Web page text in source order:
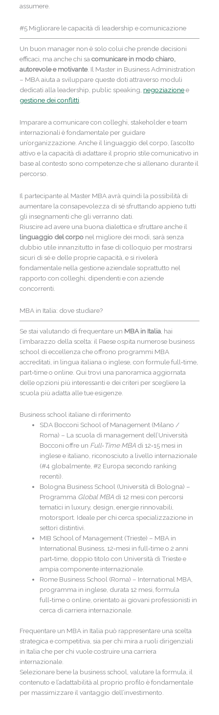
assumere.
#5 Migliorare le capacità di leadership e comunicazione
Un buon manager non è solo colui che prende decisioni
efficaci, ma anche chi sa comunicare in modo chiaro,
autorevole e motivante. Il Master in Business Administration
– MBA aiuta a sviluppare queste doti attraverso moduli
dedicati alla leadership, public speaking, negoziazionee
gestione dei conflitti
Imparare a comunicare con colleghi, stakeholder e team
internazionali è fondamentale per guidare
un’organizzazione. Anche il linguaggio del corpo, l’ascolto
attivo e la capacità di adattare il proprio stile comunicativo in
base al contesto sono competenze che si allenano durante il
percorso.
Il partecipante al Master MBA avrà quindi la possibilità di
aumentare la consapevolezza di sé sfruttando appieno tutti
gli insegnamenti che gli verranno dati.
Riuscire ad avere una buona dialettica e sfruttare anche il
linguaggio del corpo nel migliore dei modi, sarà senza
dubbio utile innanzitutto in fase di colloquio per mostrarsi
sicuri di sé e delle proprie capacità, e si rivelerà
fondamentale nella gestione aziendale soprattutto nel
rapporto con colleghi, dipendenti e con aziende
concorrenti.
MBA in Italia: dove studiare?
Se stai valutando di frequentare un MBA in Italia , hai
l’imbarazzo della scelta: il Paese ospita numerose business
school di eccellenza che offrono programmi MBA
accreditati, in lingua italiana o inglese, con formule full‑time,
part‑time o online. Qui trovi una panoramica aggiornata
delle opzioni più interessanti e dei criteri per scegliere la
scuola più adatta alle tue esigenze.
Business school italiane di riferimento
SDA Bocconi School of Management (Milano /
Roma) – La scuola di management dell’Università
Bocconi offre un Full‑Time MBA di 12‑15 mesi in
inglese e italiano, riconosciuto a livello internazionale
(#4 globalmente, #2 Europa secondo ranking
recenti).
Bologna Business School (Università di Bologna) –
Programma Global MBA di 12 mesi con percorsi
tematici in luxury, design, energie rinnovabili,
motorsport. Ideale per chi cerca specializzazione in
settori distintivi.
MIB School of Management (Trieste) – MBA in
International Business, 12‑mesi in full‑time o 2 anni
part‑time, doppio titolo con Università di Trieste e
ampia componente internazionale.
Rome Business School (Roma) – International MBA,
programma in inglese, durata 12 mesi, formula
full‑time o online, orientato ai giovani professionisti in
cerca di carriera internazionale.
Frequentare un MBA in Italia può rappresentare una scelta
strategica e competitiva, sia per chi mira a ruoli dirigenziali
in Italia che per chi vuole costruire una carriera
internazionale.
Selezionare bene la business school, valutare la formula, il
contenuto e l’adattabilità al proprio profilo è fondamentale
per massimizzare il vantaggio dell’investimento.